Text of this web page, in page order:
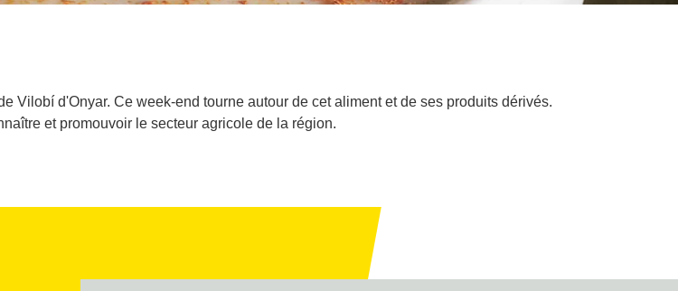
Vilobí d'Onyar. Ce week-end tourne autour de cet aliment et de ses produits dérivés.
et promouvoir le secteur agricole de la région.